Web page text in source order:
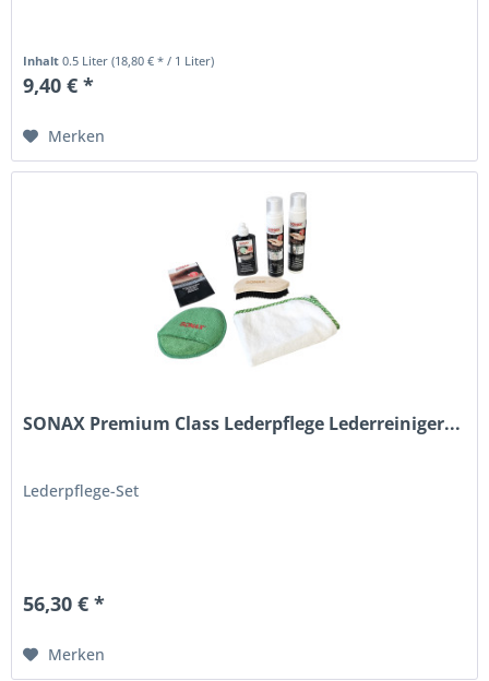
Inhalt0.5 Liter(18,80 € * / 1 Liter)
9,40 € *
Merken
SONAX Premium Class Lederpflege Lederreiniger...
Lederpflege-Set
56,30 € *
Merken